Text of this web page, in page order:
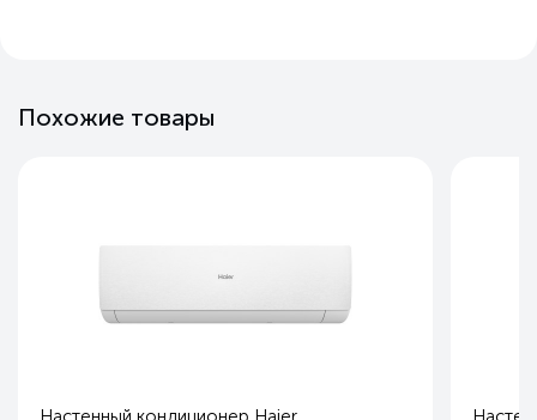
Похожие товары